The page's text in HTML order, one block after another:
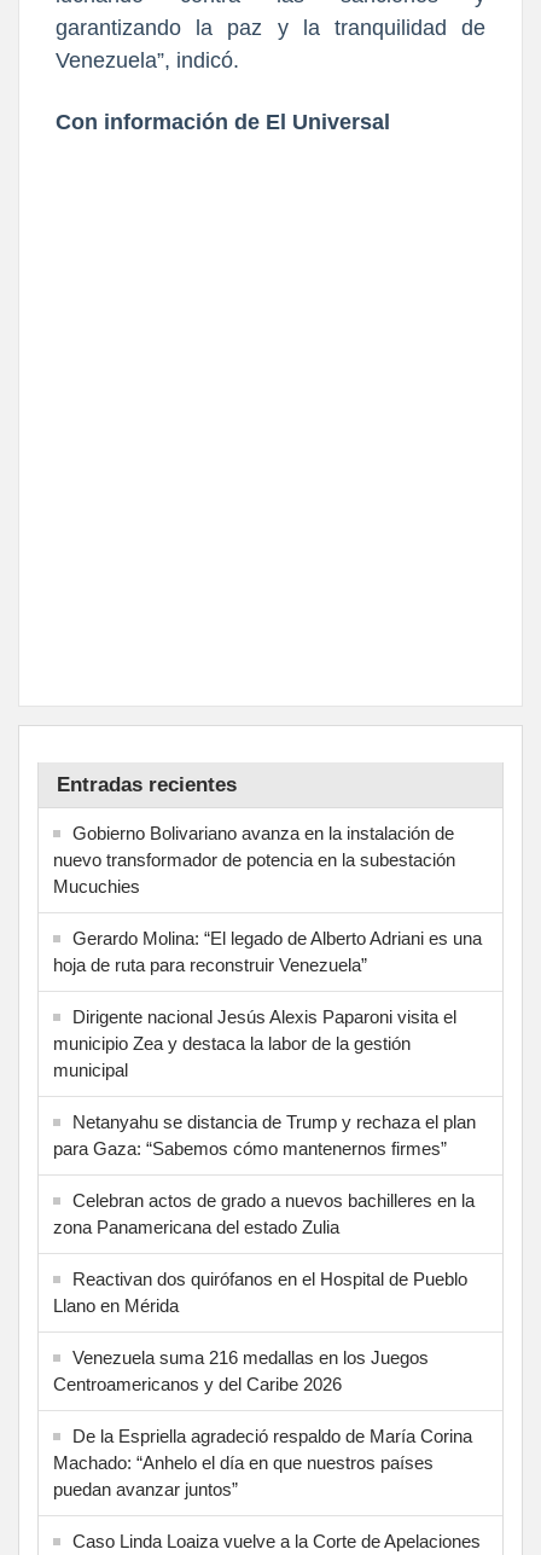
garantizando la paz y la tranquilidad de
Venezuela”, indicó.
Con información de El Universal
Entradas recientes
Gobierno Bolivariano avanza en la instalación de
nuevo transformador de potencia en la subestación
Mucuchies
Gerardo Molina: “El legado de Alberto Adriani es una
hoja de ruta para reconstruir Venezuela”
Dirigente nacional Jesús Alexis Paparoni visita el
municipio Zea y destaca la labor de la gestión
municipal
Netanyahu se distancia de Trump y rechaza el plan
para Gaza: “Sabemos cómo mantenernos firmes”
Celebran actos de grado a nuevos bachilleres en la
zona Panamericana del estado Zulia
Reactivan dos quirófanos en el Hospital de Pueblo
Llano en Mérida
Venezuela suma 216 medallas en los Juegos
Centroamericanos y del Caribe 2026
De la Espriella agradeció respaldo de María Corina
Machado: “Anhelo el día en que nuestros países
puedan avanzar juntos”
Caso Linda Loaiza vuelve a la Corte de Apelaciones